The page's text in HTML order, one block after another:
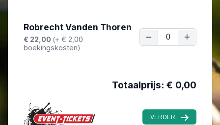
Robrecht Vanden Thoren
€ 22,00 (+ € 2,00
boekingskosten)
Totaalprijs: € 0,00
VERDER